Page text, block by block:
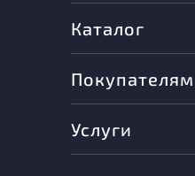
Каталог
Покупателям
Услуги